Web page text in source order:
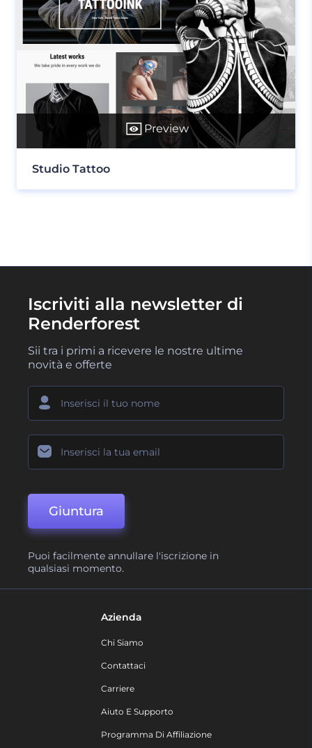
Preview
Studio Tattoo
Iscriviti alla newsletter di
Renderforest
Sii tra i primi a ricevere le nostre ultime
novità e offerte
Giuntura
Puoi facilmente annullare l'iscrizione in
qualsiasi momento.
Azienda
Chi Siamo
Contattaci
Carriere
Aiuto E Supporto
Programma Di Affiliazione